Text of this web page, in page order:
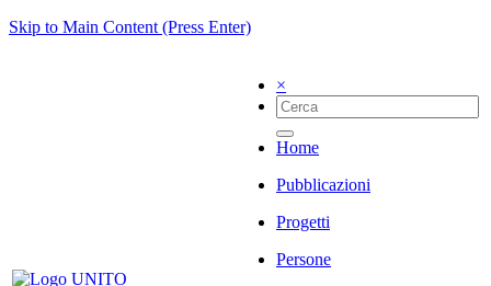
Skip to Main Content (Press Enter)
×
Home
Pubblicazioni
Progetti
Persone